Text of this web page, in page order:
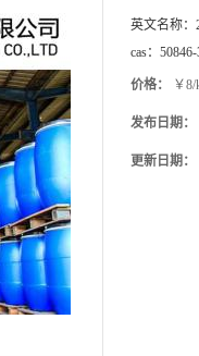
英文名称：
cas：
价格： ￥8/
发布日期：
更新日期：